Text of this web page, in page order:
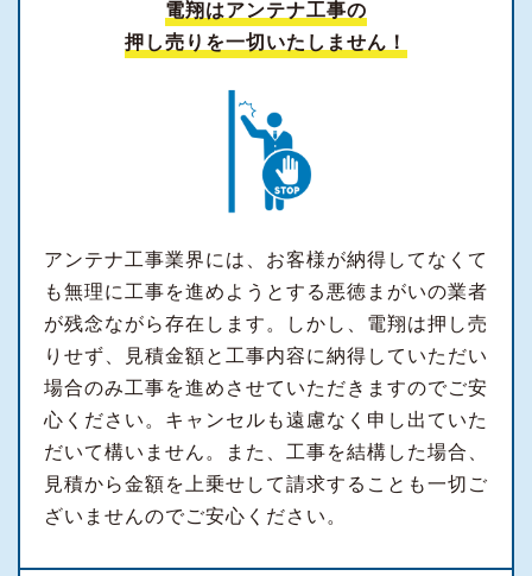
電翔はアンテナ工事の
押し売りを一切いたしません！
アンテナ工事業界には、お客様が納得してなくて
も無理に工事を進めようとする悪徳まがいの業者
が残念ながら存在します。しかし、電翔は押し売
りせず、見積金額と工事内容に納得していただい
場合のみ工事を進めさせていただきますのでご安
心ください。キャンセルも遠慮なく申し出ていた
だいて構いません。また、工事を結構した場合、
見積から金額を上乗せして請求することも一切ご
ざいませんのでご安心ください。